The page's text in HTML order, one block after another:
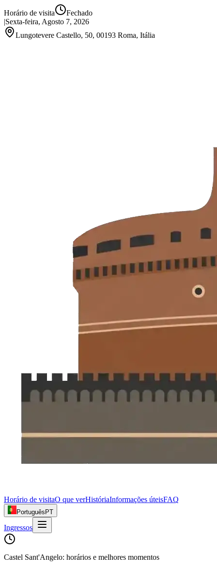
Horário de visita
Fechado
|Sexta-feira, Agosto 7, 2026
Lungotevere Castello, 50, 00193 Roma, Itália
Horário de visitaO que verHistóriaInformações úteisFAQ
Português PT
Ingressos
Castel Sant'Angelo: horários e melhores momentos